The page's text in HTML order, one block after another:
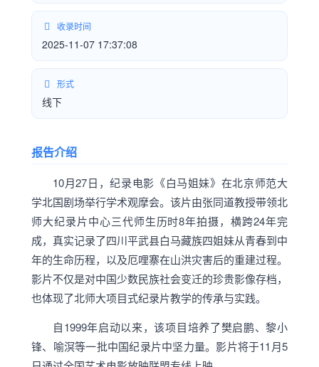
收录时间
2025-11-07 17:37:08
形式
线下
报告介绍
10月27日，纪录电影《白马姐妹》在北京师范大
学北国剧场举行学术观摩会。该片由张同道教授带领北
师大纪录片中心三代师生历时8年拍摄，横跨24年完
成，真实记录了四川平武县白马藏族四姐妹从青春到中
年的生命历程，以及厄哩寨在山洪灾害后的重建过程。
影片不仅是对中国少数民族社会变迁的珍贵影像存档，
也体现了北师大项目式纪录片教学的传承与实践。
自1999年启动以来，该项目培养了樊启鹏、黎小
锋、喻溟等一批中国纪录片中坚力量。影片将于11月5